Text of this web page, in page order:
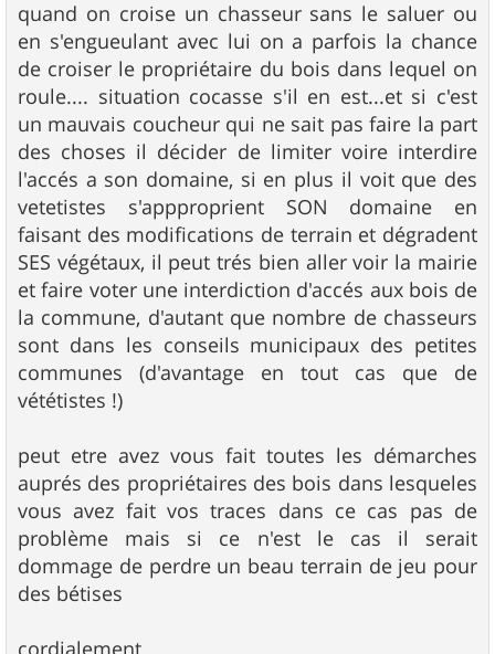
quand on croise un chasseur sans le saluer ou
en s'engueulant avec lui on a parfois la chance
de croiser le propriétaire du bois dans lequel on
roule.... situation cocasse s'il en est...et si c'est
un mauvais coucheur qui ne sait pas faire la part
des choses il décider de limiter voire interdire
l'accés a son domaine, si en plus il voit que des
vetetistes s'appproprient SON domaine en
faisant des modifications de terrain et dégradent
SES végétaux, il peut trés bien aller voir la mairie
et faire voter une interdiction d'accés aux bois de
la commune, d'autant que nombre de chasseurs
sont dans les conseils municipaux des petites
communes (d'avantage en tout cas que de
vététistes !)
peut etre avez vous fait toutes les démarches
auprés des propriétaires des bois dans lesqueles
vous avez fait vos traces dans ce cas pas de
problème mais si ce n'est le cas il serait
dommage de perdre un beau terrain de jeu pour
des bétises
cordialement